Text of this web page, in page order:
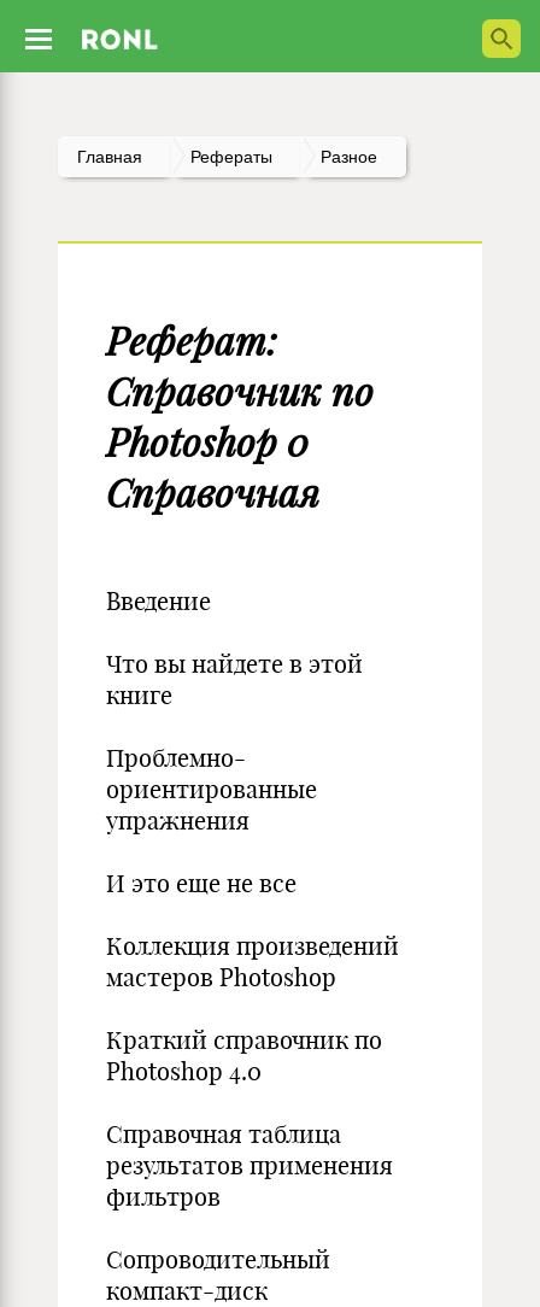
Главная Рефераты Разное
Реферат:
Справочник по
Photoshop 0
Справочная
Введение
Что вы найдете в этой
книге
Проблемно-
ориентированные
упражнения
И это еще не все
Коллекция произведений
мастеров Photoshop
Краткий справочник по
Photoshop 4.0
Справочная таблица
результатов применения
фильтров
Сопроводительный
компакт-диск